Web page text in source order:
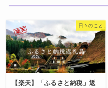
日々のこと
【楽天】「ふるさと納税」返